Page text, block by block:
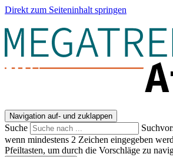
Direkt zum Seiteninhalt springen
Navigation auf- und zuklappen
Suche
wenn mindestens 2 Zeichen eingegeben
Pfeiltasten, um durch die Vorschläge zu